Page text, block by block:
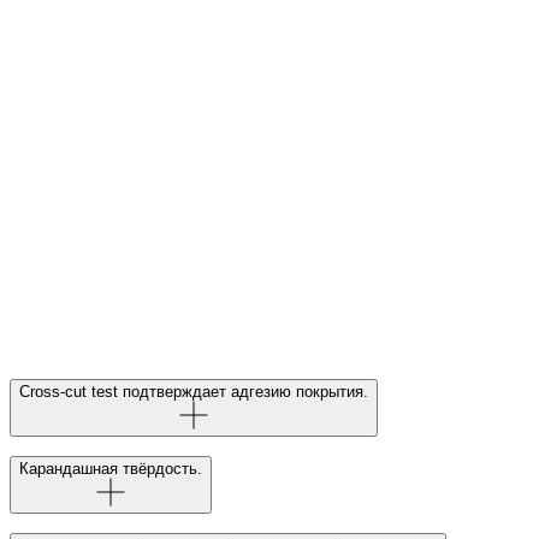
Cross-cut test подтверждает адгезию покрытия.
Стандарт испытания: ASTM D3359
Собственная лаборатория Ceramic Pro
Карандашная твёрдость.